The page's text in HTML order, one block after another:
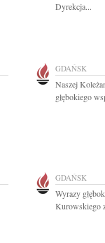
Dyrekcja...
GDAŃSK
Naszej
głębokiego
GDAŃSK
Wyrazy
Kurowskiego